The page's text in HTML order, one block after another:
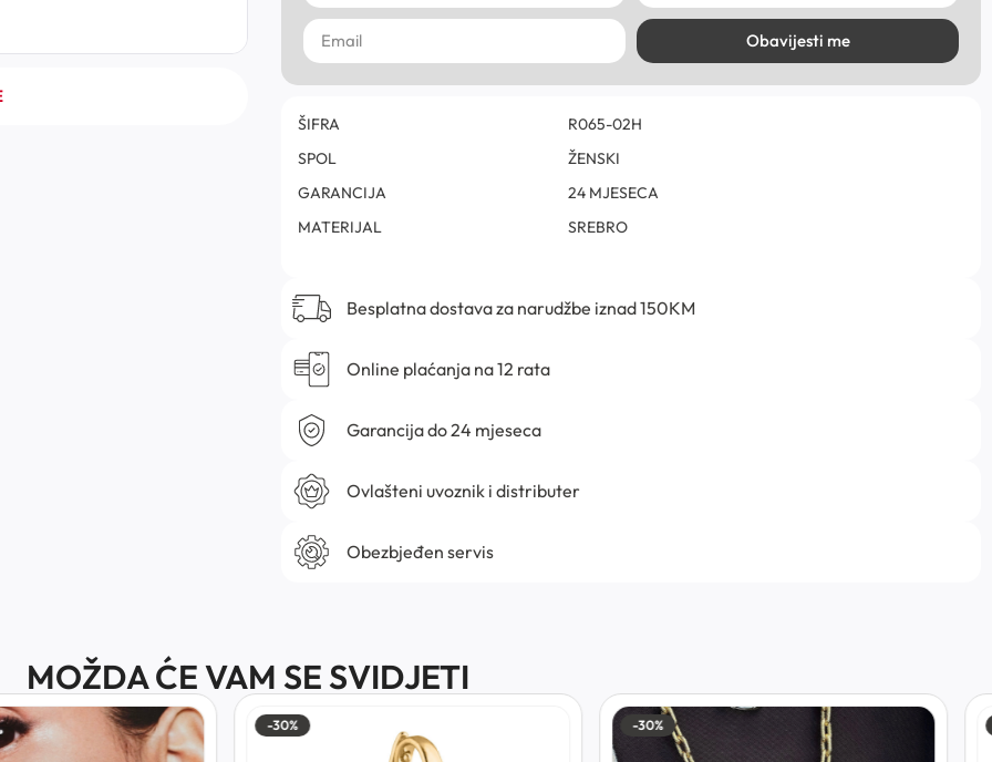
Obavijesti me
ŠIFRA
R065-­02H
SPOL
ŽENSKI
GARANCIJA
24 MJESECA
MATERIJAL
SREBRO
Besplatna dostava za narudžbe iznad 150KM
Online plaćanja na 12 rata
Garancija do 24 mjeseca
Ovlašteni uvoznik i distributer
Obezbjeđen servis
MOŽDA ĆE VAM SE SVIDJETI
-30% -30%